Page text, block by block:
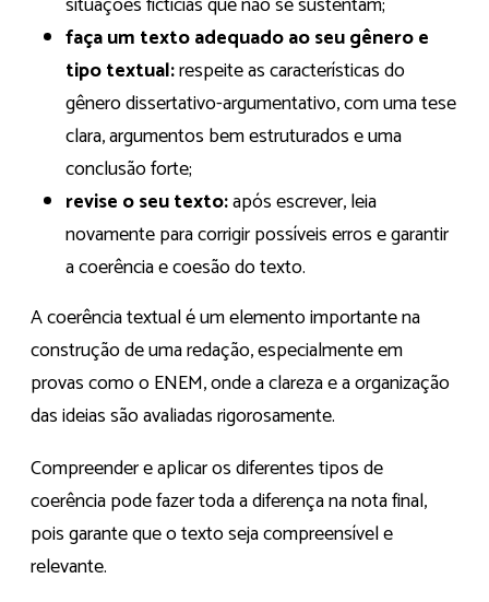
faça um texto adequado ao seu gênero e
tipo textual:respeite as características do
gênero dissertativo-argumentativo, com uma tese
clara, argumentos bem estruturados e uma
conclusão forte;
revise o seu texto:após escrever, leia
novamente para corrigir possíveis erros e garantir
a coerência e coesão do texto.
A coerência textual é um elemento importante na
construção de uma redação, especialmente em
provas como o ENEM, onde a clareza e a organização
das ideias são avaliadas rigorosamente.
Compreender e aplicar os diferentes tipos de
coerência pode fazer toda a diferença na nota final,
pois garante que o texto seja compreensível e
relevante.